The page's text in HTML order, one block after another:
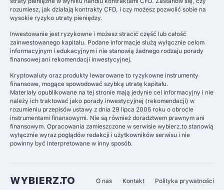
rozumiesz, jak działają kontrakty CFD, i czy możesz pozwolić sobie na
wysokie ryzyko utraty pieniędzy.
Inwestowanie jest ryzykowne i możesz stracić część lub całość
zainwestowanego kapitału. Podane informacje służą wyłącznie celom
informacyjnym i edukacyjnym i nie stanowią żadnego rodzaju porady
finansowej ani rekomendacji inwestycyjnej.
Kryptowaluty oraz produkty lewarowane to ryzykowne instrumenty
finansowe, mogące spowodować szybką utratę kapitału.
Materiały opublikowane na tej stronie mają jedynie cel informacyjny i nie
należy ich traktować jako porady inwestycyjnej (rekomendacji) w
rozumieniu przepisów ustawy z dnia 29 lipca 2005 roku o obrocie
instrumentami finansowymi. Nie są również doradztwem prawnym ani
finansowym. Opracowania zamieszczone w serwisie wybierz.to stanowią
wyłącznie wyraz poglądów redakcji i użytkowników serwisu i nie
powinny być interpretowane w inny sposób.
WYBIERZ.TO O nas Kontakt Polityka prywatności